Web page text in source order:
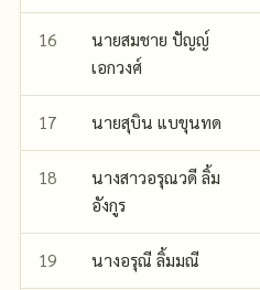
16
นายสมชาย ปัญญ์
เอกวงศ์
17 นายสุบิน แบขุนทด
18
นางสาวอรุณวดี ลิ้ม
อังกูร
19 นางอรุณี ลิ้มมณี